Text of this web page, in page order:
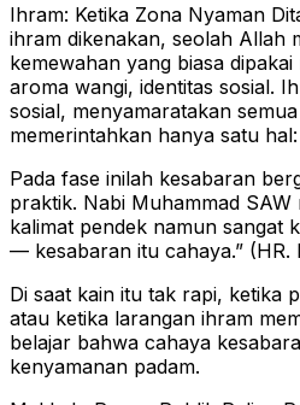
Ihram: Ketika Zona Nyaman
ihram dikenakan, seolah Allah
kemewahan yang biasa
aroma wangi, identitas sosial.
sosial, menyamaratakan
memerintahkan hanya satu
Pada fase inilah kesabaran
praktik. Nabi Muhammad SAW
kalimat pendek namun sangat
— kesabaran itu cahaya.” (HR.
Di saat kain itu tak rapi, ketika
atau ketika larangan ihram
belajar bahwa cahaya
kenyamanan padam.